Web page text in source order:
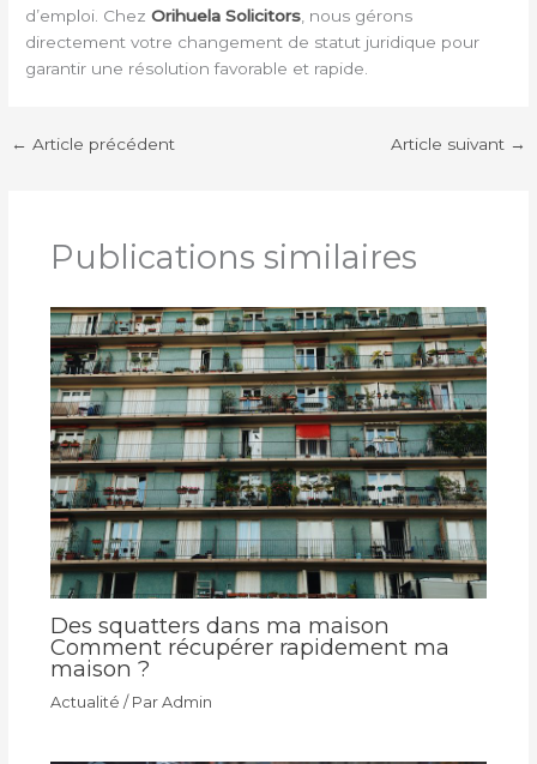
d’emploi. ChezOrihuela Solicitors , nous gérons
directement votre changement de statut juridique pour
garantir une résolution favorable et rapide.
← Article précédent Article suivant →
Publications similaires
Des squatters dans ma maison
Comment récupérer rapidement ma
maison ?
Actualité / Par Admin